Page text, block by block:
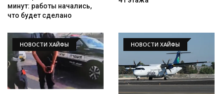
минут: работы начались,
что будет сделано
НОВОСТИ ХАЙФЫ НОВОСТИ ХАЙФЫ